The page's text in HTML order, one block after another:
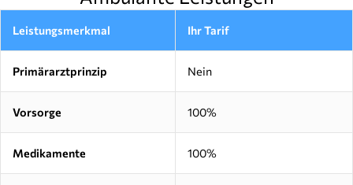
Leistungsmerkmal Ihr Tarif
Primärarztprinzip Nein
Vorsorge 100%
Medikamente 100%